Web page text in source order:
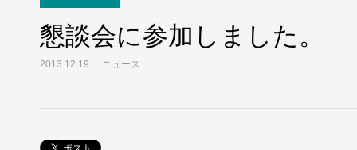
懇談会に参加しました。
2013.12.19 ニュース